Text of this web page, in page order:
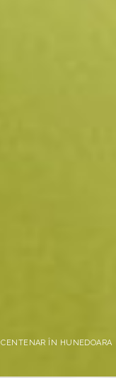
CENTENAR ÎN HUNEDOARA